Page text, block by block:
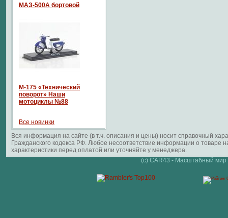
МАЗ-500А бортовой
М-175 «Технический
поворот» Наши
мотоциклы №88
Все новинки
Вся информация на сайте (в т.ч. описания и цены) носит справочный
Гражданского кодекса РФ. Любое несоответствие информации о
характеристики перед оплатой или уточняйте у менеджера.
(c) CAR43 - Масштабный мир